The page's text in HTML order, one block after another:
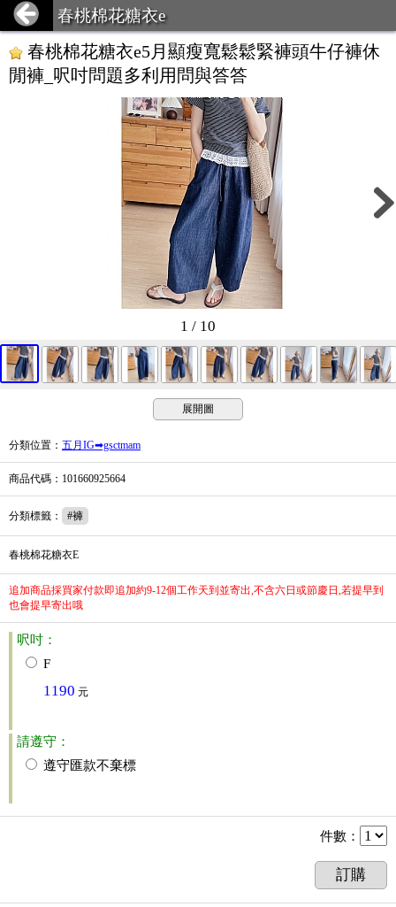
春桃棉花糖衣e
春桃棉花糖衣e5月顯瘦寬鬆鬆緊褲頭牛仔褲休
閒褲_呎吋問題多利用問與答答
1 / 10
展開圖
分類位置 ： 五月IG➡gsctmam
商品代碼 ：101660925664
分類標籤 ： #褲
春桃棉花糖衣E
追加商品採買家付款即追加約9-12個工作天到並寄出,不含六日或節慶日,若提早到
也會提早寄出哦
呎吋：
F
1190 元
請遵守：
遵守匯款不棄標
件數 ：
訂購